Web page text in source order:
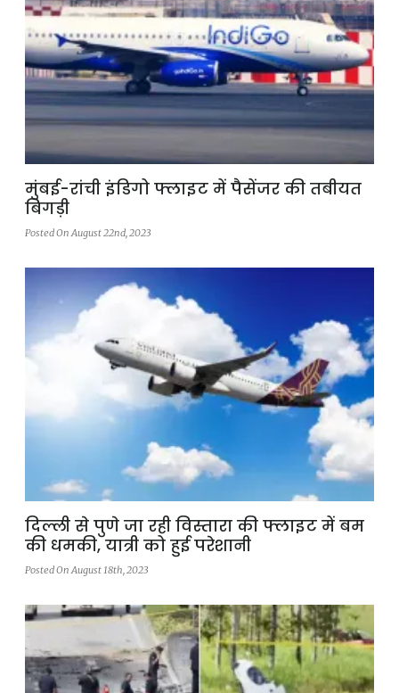
मुंबई-रांची इंडिगो फ्लाइट में पैसेंजर की तबीयत
बिगड़ी
Posted On August 22nd, 2023
दिल्ली से पुणे जा रही विस्तारा की फ्लाइट में बम
की धमकी, यात्री को हुई परेशानी
Posted On August 18th, 2023